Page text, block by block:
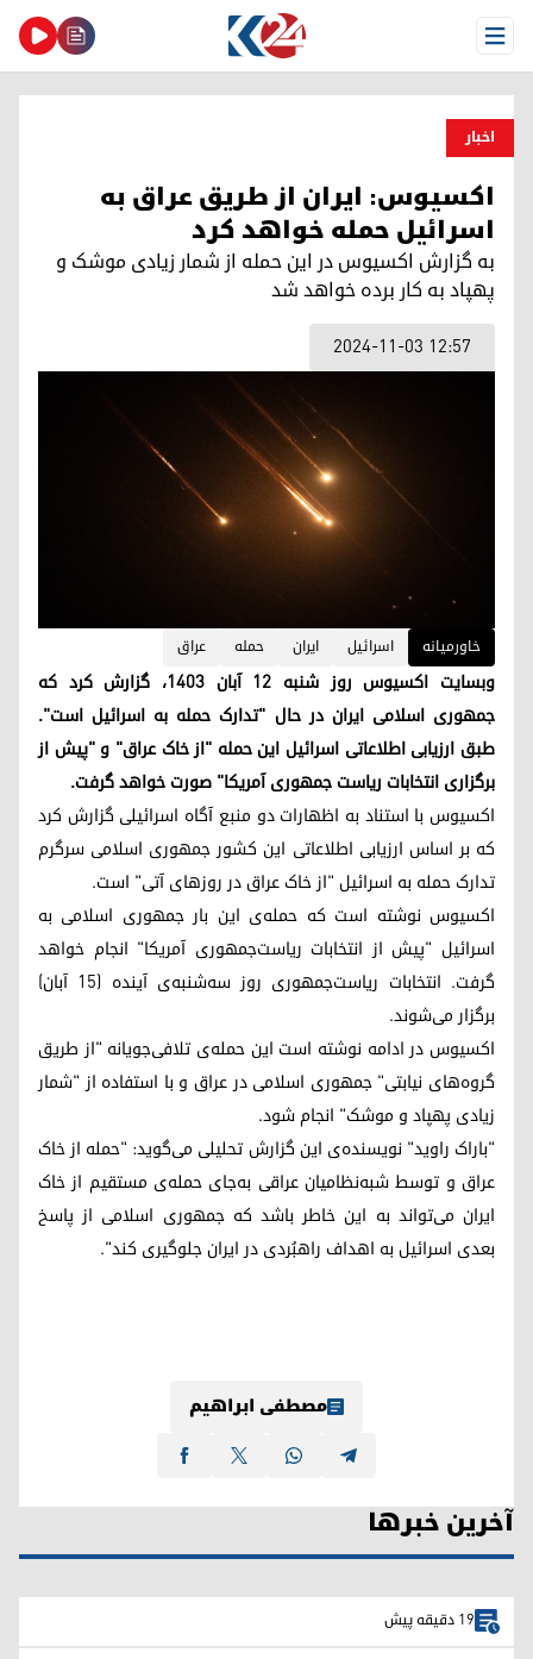
Open Menu
اخبار
اکسیوس: ایران از طریق عراق به
اسرائیل حمله خواهد کرد
به گزارش اکسیوس در این حمله از شمار زیادی موشک و
پهپاد به کار برده خواهد شد
2024-11-03 12:57
خاورمیانه اسرائیل ایران حمله عراق
وبسایت اکسیوس روز شنبه ١٢ آبان ۱۴۰۳، گزارش کرد که
جمهوری اسلامی ایران در حال "تدارک حمله به اسرائیل است".
طبق ارزیابی اطلاعاتی اسرائیل این حمله "از خاک عراق" و "پیش از
برگزاری انتخابات ریاست جمهوری آمریکا" صورت خواهد گرفت.
اکسیوس با استناد به اظهارات دو منبع آگاه اسرائیلی گزارش کرد
که بر اساس ارزیابی اطلاعاتی این کشور جمهوری اسلامی سرگرم
تدارک حمله به اسرائیل "از خاک عراق در روزهای آتی" است.
اکسیوس نوشته است که حمله‌ی این بار جمهوری اسلامی به
اسرائیل "پیش از انتخابات ریاست‌جمهوری آمریکا" انجام خواهد
گرفت. انتخابات ریاست‌جمهوری روز سه‌شنبه‌ی آینده (۱۵ آبان)
برگزار می‌شوند.
اکسیوس در ادامه نوشته است این حمله‌ی تلافی‌جویانه "از طریق
گروه‌های نیابتی" جمهوری اسلامی در عراق و با استفاده از "شمار
زیادی پهپاد و موشک" انجام شود.
"باراک راوید" نویسنده‌ی این گزارش تحلیلی می‌گوید: "حمله از خاک
عراق و توسط شبه‌نظامیان عراقی به‌جای حمله‌ی مستقیم از خاک
ایران می‌تواند به این خاطر باشد که جمهوری اسلامی از پاسخ
بعدی اسرائیل به اهداف راهبُردی در ایران جلوگیری کند".
مصطفی ابراهیم
آخرین خبرها
19 دقیقه پیش